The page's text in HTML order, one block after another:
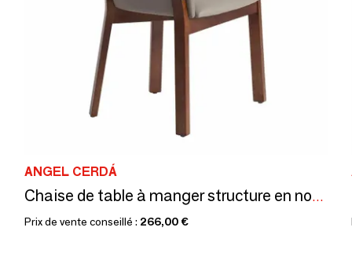
ANGEL CERDÁ
Chaise de table à manger structure en noyer
Prix de vente conseillé : 266,00 €